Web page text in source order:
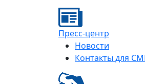
Пресс-центр
Новости
Контакты для